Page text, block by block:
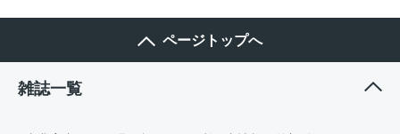
ページトップへ
雑誌一覧